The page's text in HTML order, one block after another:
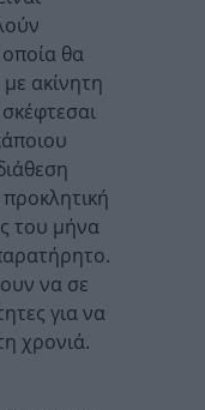
θα
ακίνητη
προκλητική
του μήνα
να σε
για να
χρονιά.